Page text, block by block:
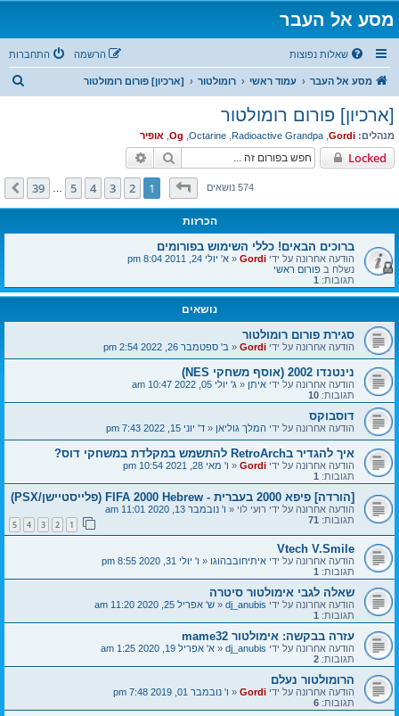
מסע אל העבר
שאלות נפוצות התחברות הרשמה
מסע אל העבר עמוד ראשי רומולטור [ארכיון] פורום רומולטור
ח
[ארכיון] פורום רומולטור
מנהלים: Gordi
,
Radioactive Grandpa
,
Octarine
,
Og
, אופיר
Locked חיפוש
574 נושאיםדף1מתוך39
1
2
3
4
5
39 הבא
הכרזות
ברוכים הבאים! כללי השימוש בפורומים
הודעה אחרונה על ידי Gordi
«א' יולי 24, 2011 8:04 pm
נשלח בפורום ראשי
תגובות: 1
נושאים
סגירת פורום רומולטור
הודעה אחרונה על ידי Gordi
«ב' ספטמבר 26, 2022 2:54 pm
נינטנדו 2002 (אוסף משחקי NES)
הודעה אחרונה על ידי איתן«ג' יולי 05, 2022 10:47 am
תגובות: 10
דוסבוקס
הודעה אחרונה על ידי המלך גוליאן«ד' יוני 15, 2022 7:43 pm
איך להגדיר בRetroArch להתשמש במקלדת במשחקי דוס?
הודעה אחרונה על ידי Gordi
«ו' מאי 28, 2021 10:54 pm
תגובות: 1
[הורדה] פיפא 2000 בעברית - FIFA 2000 Hebrew (פלייסטיישן/PSX)
הודעה אחרונה על ידי רועי לוי«ו' נובמבר 13, 2020 11:01 am
תגובות: 71
2
3
4
5
Vtech V.Smile
הודעה אחרונה על ידי איתיחובבהוגו«ו' יולי 31, 2020 8:55 pm
תגובות: 1
שאלה לגבי אימולטור סיטרה
הודעה אחרונה על ידי dj_anubis
«ש' אפריל 25, 2020 11:20 am
תגובות: 1
עזרה בבקשה: אימולטור mame32
הודעה אחרונה על ידי dj_anubis
«א' אפריל 19, 2020 1:25 am
תגובות: 2
הרומולטור נעלם
הודעה אחרונה על ידי Gordi
«ו' נובמבר 01, 2019 7:48 pm
תגובות: 6